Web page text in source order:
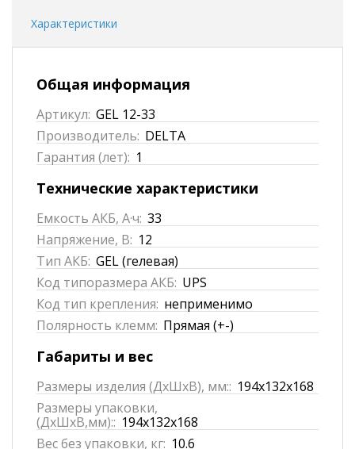
Характеристики
Общая информация
Артикул: GEL 12-33
Производитель: DELTA
Гарантия (лет): 1
Технические характеристики
Емкость АКБ, А·ч: 33
Напряжение, В: 12
Тип АКБ: GEL (гелевая)
Код типоразмера АКБ: UPS
Код тип крепления: неприменимо
Полярность клемм: Прямая (+-)
Габариты и вес
Размеры изделия (ДхШхВ), мм:: 194x132x168
Размеры упаковки,
(ДхШхВ,мм):: 194x132x168
Вес без упаковки, кг: 10.6